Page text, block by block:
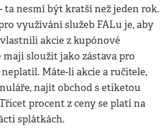
ta nesmí být kratší než jeden rok.
využívání služeb FALu je, aby
akcie z kupónové
sloužit jako zástava pro
Máte-li akcie a ručitele,
najít obchod s etiketou
procent z ceny se platí na
splátkách.